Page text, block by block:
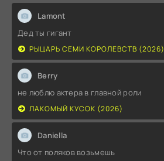
Lamont
Дед ты гигант
РЫЦАРЬ СЕМИ КОРОЛЕВСТВ (2026)
Berry
не люблю актера в главной роли
ЛАКОМЫЙ КУСОК (2026)
Daniella
Что от поляков возьмешь